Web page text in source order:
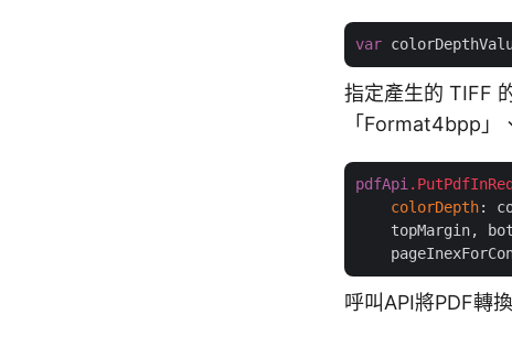
var
指定產生的 TIFF
「Format4bpp」
pdfApi
colorDepth:
topMargin,
呼叫API將PDF轉